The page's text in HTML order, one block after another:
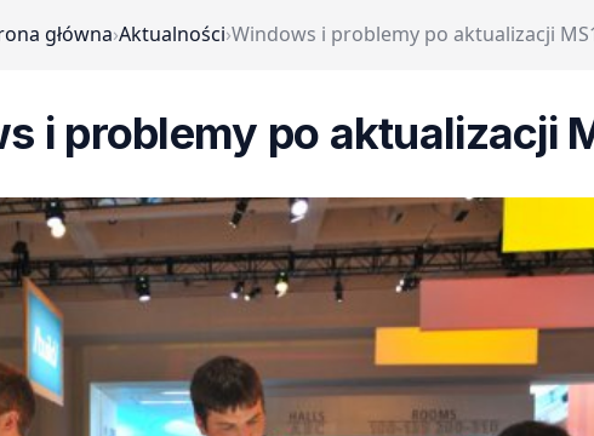
główna›Aktualności›Windows i problemy po aktualizacji
i problemy po aktualizacji